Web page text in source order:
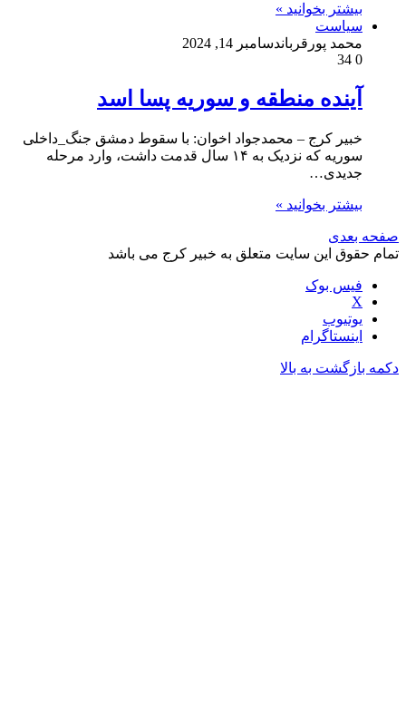
بیشتر بخوانید »
سیاست
محمد پورقرباندسامبر 14, 2024
0
آینده منطقه و سوریه پسا اسد
خبیر کرج – محمدجواد اخوان: با سقوط دمشق جنگ_داخلی
سوریه که نزدیک به ۱۴ سال قدمت داشت، وارد مرحله
جدیدی…
بیشتر بخوانید »
صفحه بعدی
تمام حقوق این سایت متعلق به خبیر کرج می باشد
فیس بوک
X
یوتیوب
اینستاگرام
دکمه بازگشت به بالا